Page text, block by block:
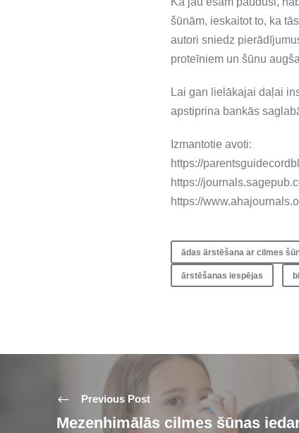
šūnām, ieskaitot to, ka
autori sniedz
proteīniem un šūnu
Lai gan lielākajai daļai
apstiprina bankās
Izmantotie avoti:
https://
https://
https://
ādas ārstēšana ar cilmes
ārstēšanas iespējas
Previous Post
Mezenhimālās cilmes šūnas